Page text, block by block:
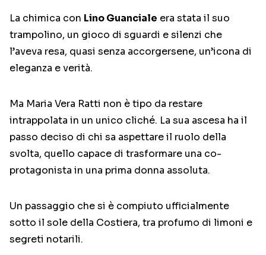
La chimica con Lino Guanciale era stata il suo
trampolino, un gioco di sguardi e silenzi che
l’aveva resa, quasi senza accorgersene, un’icona di
eleganza e verità.
Ma Maria Vera Ratti non è tipo da restare
intrappolata in un unico cliché. La sua ascesa ha il
passo deciso di chi sa aspettare il ruolo della
svolta, quello capace di trasformare una co-
protagonista in una prima donna assoluta.
Un passaggio che si è compiuto ufficialmente
sotto il sole della Costiera, tra profumo di limoni e
segreti notarili.